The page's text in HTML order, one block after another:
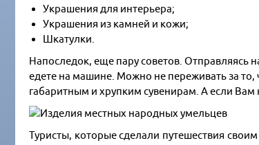
Украшения для интерьера;
Украшения из камней и кожи;
Шкатулки.
Напоследок, еще пару советов. Отправляясь
едете на машине. Можно не переживать за то,
габаритным и хрупким сувенирам. А если Вам
Туристы, которые сделали путешествия